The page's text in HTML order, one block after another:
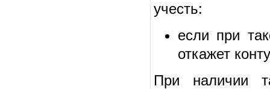
учесть:
если при
откажет
При наличии